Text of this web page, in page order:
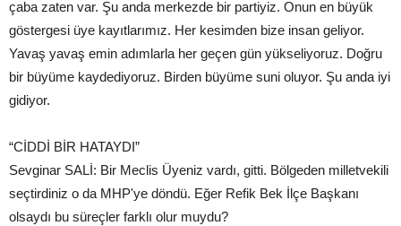
çaba zaten var. Şu anda merkezde bir partiyiz. Onun en büyük
göstergesi üye kayıtlarımız. Her kesimden bize insan geliyor.
Yavaş yavaş emin adımlarla her geçen gün yükseliyoruz. Doğru
bir büyüme kaydediyoruz. Birden büyüme suni oluyor. Şu anda iyi
gidiyor.
“CİDDİ BİR HATAYDI”
Sevginar SALİ: Bir Meclis Üyeniz vardı, gitti. Bölgeden milletvekili
seçtirdiniz o da MHP'ye döndü. Eğer Refik Bek İlçe Başkanı
olsaydı bu süreçler farklı olur muydu?